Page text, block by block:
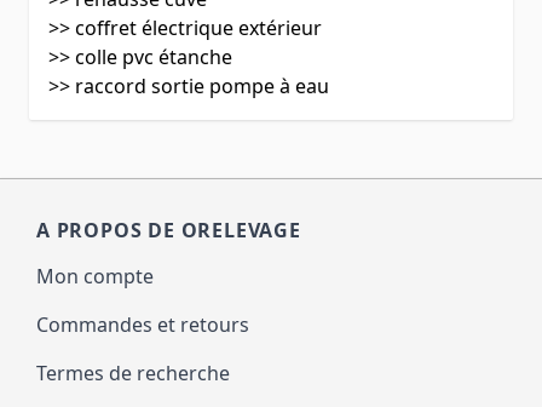
>>coffret électrique extérieur
>>colle pvc étanche
>> raccord sortie pompe à eau
A PROPOS DE ORELEVAGE
Mon compte
Commandes et retours
Termes de recherche